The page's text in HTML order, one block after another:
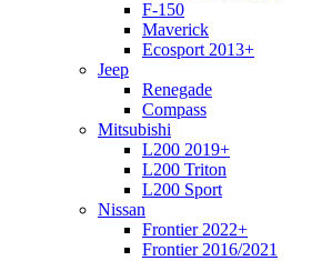
F-150
Maverick
Ecosport 2013+
Jeep
Renegade
Compass
Mitsubishi
L200 2019+
L200 Triton
L200 Sport
Nissan
Frontier 2022+
Frontier 2016/2021